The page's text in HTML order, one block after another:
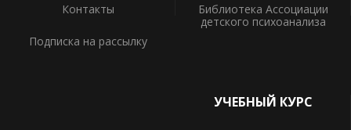
Контакты
Подписка на рассылку
Библиотека Ассоциации
детского психоанализа
УЧЕБНЫЙ КУРС